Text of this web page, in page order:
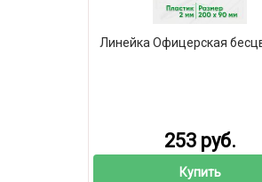
Линейка Офицерская
253 руб.
Купить